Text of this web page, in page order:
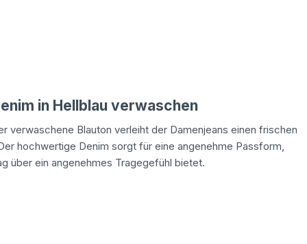
in Hellblau verwaschen
verwaschene Blauton verleiht der Damenjeans einen frischen
hochwertige Denim sorgt für eine angenehme Passform,
über ein angenehmes Tragegefühl bietet.